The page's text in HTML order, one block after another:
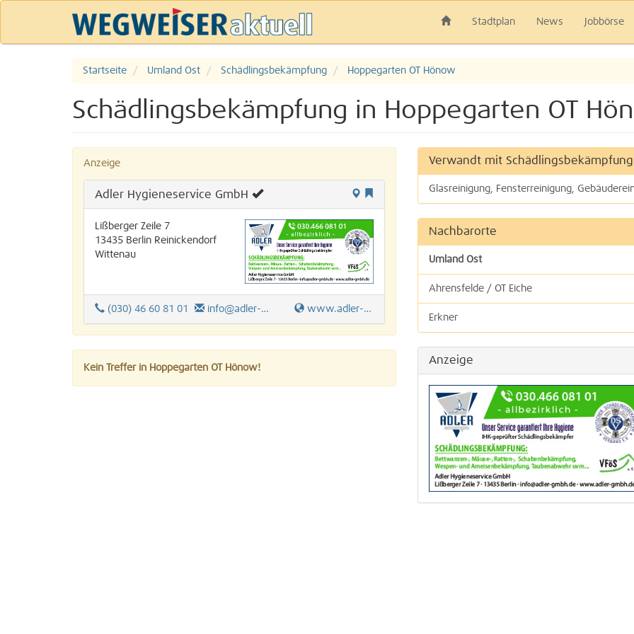
Stadtplan News Jobbörse
Startseite Umland Ost Schädlingsbekämpfung Hoppegarten OT Hönow
Schädlingsbekämpfung in Hoppegarten OT
Anzeige
Adler Hygieneservice GmbH
Lißberger Zeile 7
13435 Berlin Reinickendorf
Wittenau
(030) 46 60 81 01 info@adler-gmbh.de www.adler-gmbh.de
Kein Treffer in Hoppegarten OT Hönow!
Verwandt mit Schädlingsbekämpfung
Glasreinigung, Fensterreinigung,
Nachbarorte
Umland Ost
Ahrensfelde / OT Eiche
Erkner
Hoppegarten OT Dahlwitz-Hoppegarten
Hoppegarten OT Hönow
Hoppegarten OT Münchehofe
Neuenhagen
Schöneiche
Woltersdorf
Anzeige